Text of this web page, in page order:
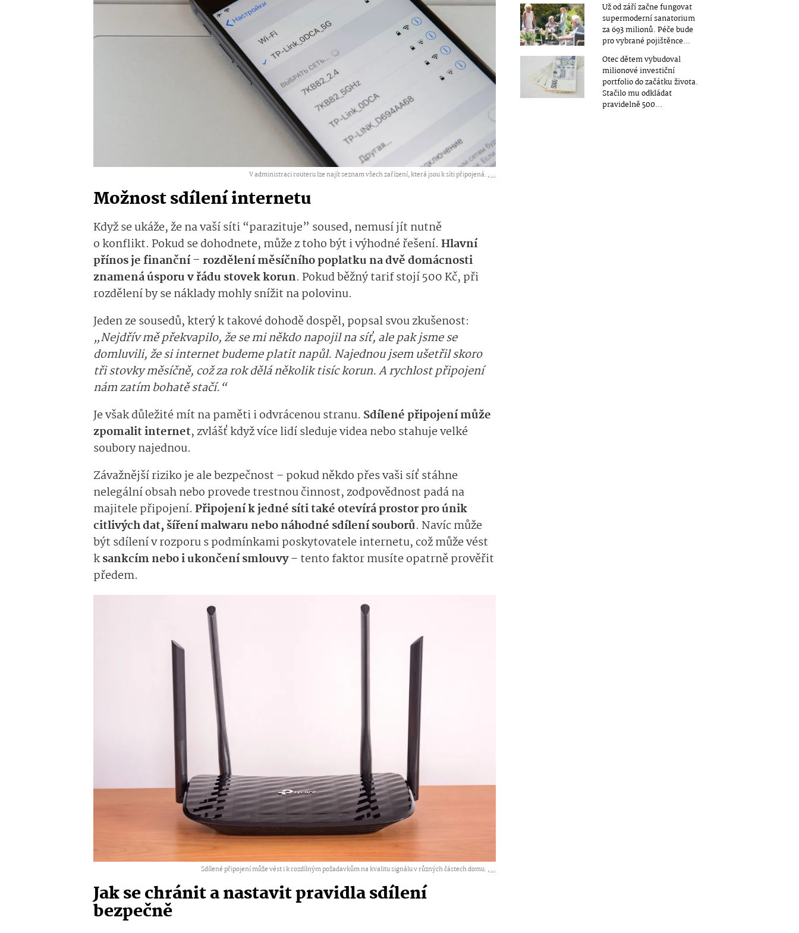
V administraci routeru lze najít seznam všech zařízení, která jsou k síti připojená. ,...
Možnost sdílení internetu
Když se ukáže, že na vaší síti “parazituje” soused, nemusí jít nutně
o konflikt. Pokud se dohodnete, může z toho být i výhodné řešení. Hlavní
přínos je finanční – rozdělení měsíčního poplatku na dvě domácnosti
znamená úsporu v řádu stovek korun. Pokud běžný tarif stojí 500 Kč, při
rozdělení by se náklady mohly snížit na polovinu.
Jeden ze sousedů, který k takové dohodě dospěl, popsal svou zkušenost:
„Nejdřív mě překvapilo, že se mi někdo napojil na síť, ale pak jsme se
domluvili, že si internet budeme platit napůl. Najednou jsem ušetřil skoro
tři stovky měsíčně, což za rok dělá několik tisíc korun. A rychlost připojení
nám zatím bohatě stačí.“
Je však důležité mít na paměti i odvrácenou stranu. Sdílené připojení může
zpomalit internet, zvlášť když více lidí sleduje videa nebo stahuje velké
soubory najednou.
Závažnější riziko je ale bezpečnost – pokud někdo přes vaši síť stáhne
nelegální obsah nebo provede trestnou činnost, zodpovědnost padá na
majitele připojení. Při­pojení k jedné síti také otevírá prostor pro únik
citlivých dat, šíření malwaru nebo náhodné sdílení souborů. Navíc může
být sdílení v rozporu s podmínkami poskytovatele internetu, což může vést
ksankcím nebo i ukončení smlouvy– tento faktor musíte opatrně prověřit
předem.
Sdílené připojení může vést i k rozdílným požadavkům na kvalitu signálu v různých částech domu. ,...
Jak se chránit a nastavit pravidla sdílení
bezpečně
Už od září začne fungovat
supermoderní sanatorium
za 693 milionů. Péče bude
pro vybrané pojištěnce...
Otec dětem vybudoval
milionové investiční
portfolio do začátku života.
Stačilo mu odkládat
pravidelně 500...